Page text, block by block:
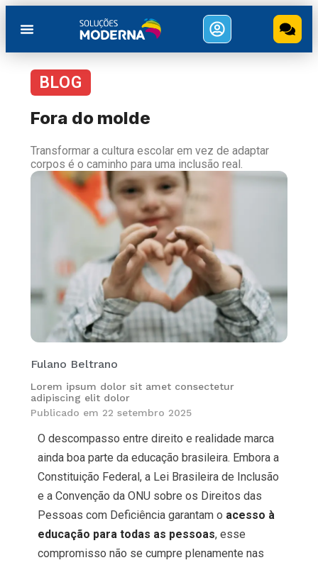
BLOG
Fora do molde
Transformar a cultura escolar em vez de adaptar
corpos é o caminho para uma inclusão real.
Fulano Beltrano
Lorem ipsum dolor sit amet consectetur
adipiscing elit dolor
Publicado em 22 setembro 2025
O descompasso entre direito e realidade marca
ainda boa parte da educação brasileira. Embora a
Constituição Federal, a Lei Brasileira de Inclusão
e a Convenção da ONU sobre os Direitos das
Pessoas com Deficiência garantam o acesso à
educação para todas as pessoas, esse
compromisso não se cumpre plenamente nas